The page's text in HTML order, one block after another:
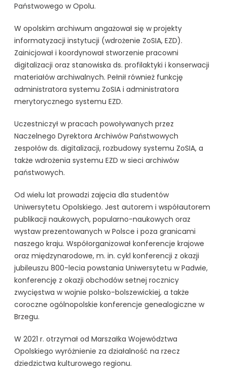
Państwowego w Opolu.
W opolskim archiwum angażował się w projekty
informatyzacji instytucji (wdrożenie ZoSIA, EZD).
Zainicjował i koordynował stworzenie pracowni
digitalizacji oraz stanowiska ds. profilaktyki i konserwacji
materiałów archiwalnych. Pełnił również funkcję
administratora systemu ZoSIA i administratora
merytorycznego systemu EZD.
Uczestniczył w pracach powoływanych przez
Naczelnego Dyrektora Archiwów Państwowych
zespołów ds. digitalizacji, rozbudowy systemu ZoSIA, a
także wdrożenia systemu EZD w sieci archiwów
państwowych.
Od wielu lat prowadzi zajęcia dla studentów
Uniwersytetu Opolskiego. Jest autorem i współautorem
publikacji naukowych, popularno-naukowych oraz
wystaw prezentowanych w Polsce i poza granicami
naszego kraju. Współorganizował konferencje krajowe
oraz międzynarodowe, m. in. cykl konferencji z okazji
jubileuszu 800-lecia powstania Uniwersytetu w Padwie,
konferencję z okazji obchodów setnej rocznicy
zwycięstwa w wojnie polsko-bolszewickiej, a także
coroczne ogólnopolskie konferencje genealogiczne w
Brzegu.
W 2021 r. otrzymał od Marszałka Województwa
Opolskiego wyróżnienie za działalność na rzecz
dziedzictwa kulturowego regionu.